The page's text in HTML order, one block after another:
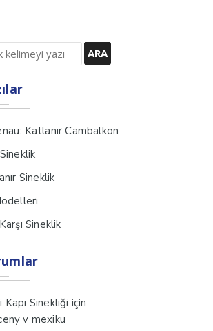
Katlanır Cambalkon
Sineklik
Sineklik
Sinekliği için
v mexiku